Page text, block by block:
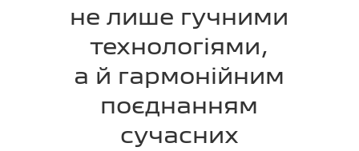
не лише гучними
технологіями,
а й гармонійним
поєднанням
сучасних